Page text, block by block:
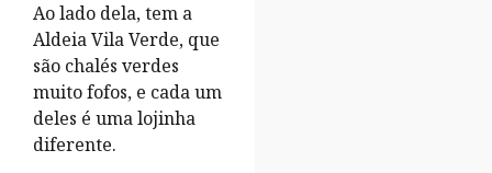
Ao lado dela, tem a
Aldeia Vila Verde, que
são chalés verdes
muito fofos, e cada um
deles é uma lojinha
diferente.